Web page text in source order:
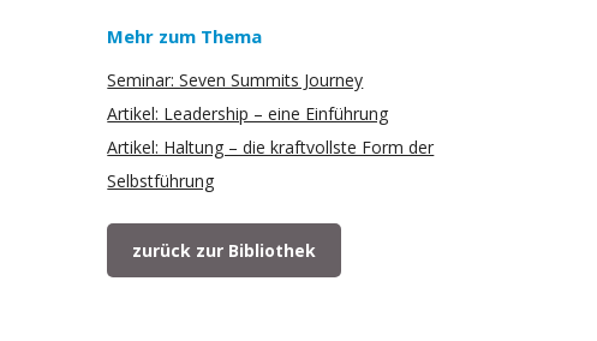
Mehr zum Thema
Seminar: Seven Summits Journey
Artikel: Leadership – eine Einführung
Artikel: Haltung – die kraftvollste Form der
Selbstführung
zurück zur Bibliothek